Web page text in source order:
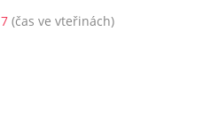
7(čas ve vteřinách)